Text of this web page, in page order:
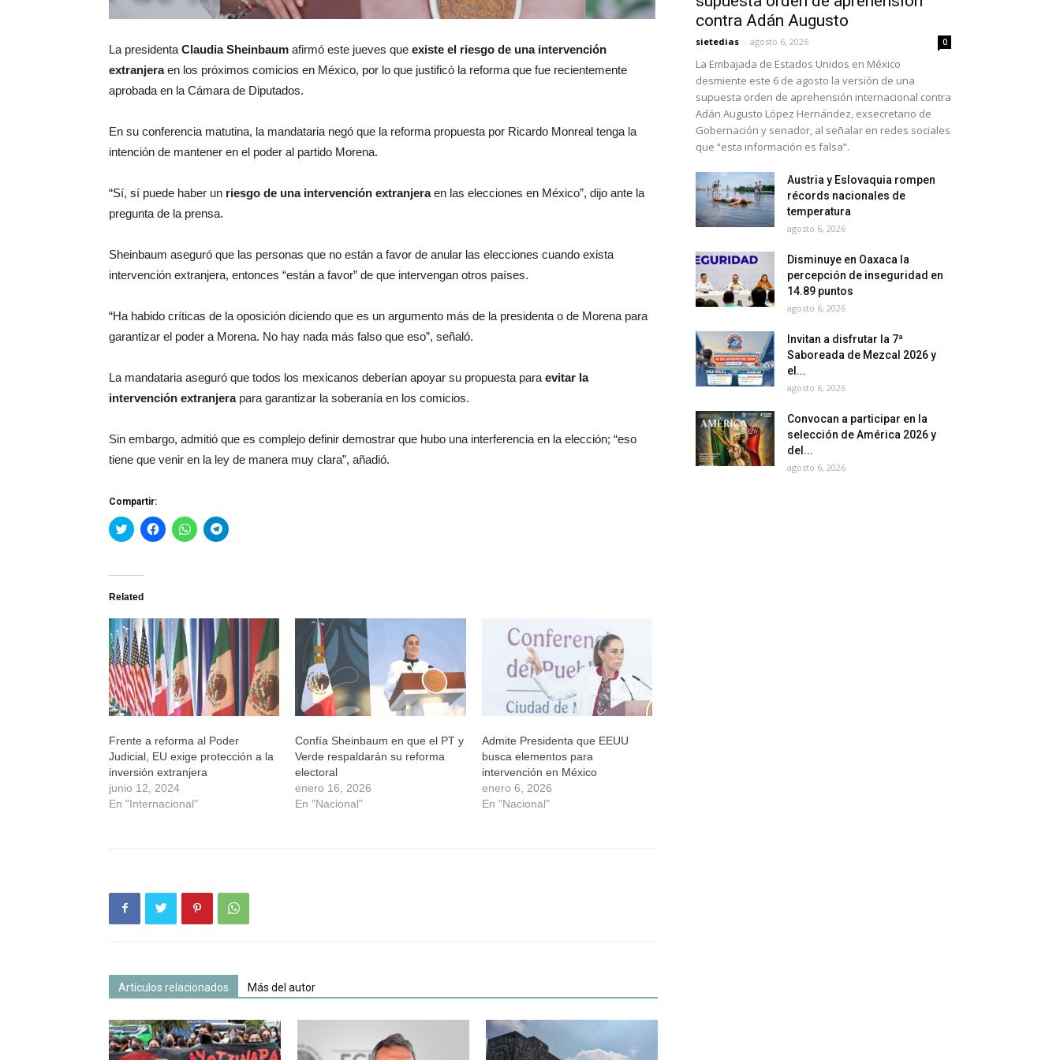
La presidenta Claudia Sheinbaum afirmó este jueves que existe el riesgo de una intervención
extranjeraen los próximos comicios en México, por lo que justificó la reforma que fue recientemente
aprobada en la Cámara de Diputados.
En su conferencia matutina, la mandataria negó que la reforma propuesta por Ricardo Monreal tenga la
intención de mantener en el poder al partido Morena.
“Sí, sí puede haber un riesgo de una intervención extranjeraen las elecciones en México”, dijo ante la
pregunta de la prensa.
Sheinbaum aseguró que las personas que no están a favor de anular las elecciones cuando exista
intervención extranjera, entonces “están a favor” de que intervengan otros países.
“Ha habido críticas de la oposición diciendo que es un argumento más de la presidenta o de Morena para
garantizar el poder a Morena. No hay nada más falso que eso”, señaló.
La mandataria aseguró que todos los mexicanos deberían apoyar su propuesta para evitar la
intervención extranjerapara garantizar la soberanía en los comicios.
Sin embargo, admitió que es complejo definir demostrar que hubo una interferencia en la elección; “eso
tiene que venir en la ley de manera muy clara”, añadió.
Compartir:
Haz
clic
Twitter
abre
una
ventana
nueva)
Haz
clic
una
ventana
nueva)
Haz
clic
una
ventana
nueva)
Haz
clic
una
ventana
nueva)
Related
Frente a reforma al Poder
Judicial, EU exige protección a la
inversión extranjera
junio 12, 2024
En "Internacional"
Confía Sheinbaum en que el PT y
Verde respaldarán su reforma
electoral
enero 16, 2026
En "Nacional"
Admite Presidenta que EEUU
busca elementos para
intervención en México
enero 6, 2026
En "Nacional"
Artículos relacionados Más del autor
contra Adán Augusto
sietedias - agosto 6, 2026 0
La Embajada de Estados Unidos en México
desmiente este 6 de agosto la versión de una
supuesta orden de aprehensión internacional contra
Adán Augusto López Hernández, exsecretario de
Gobernación y senador, al señalar en redes sociales
que “esta información es falsa”.
Austria y Eslovaquia rompen
récords nacionales de
temperatura
agosto 6, 2026
Disminuye en Oaxaca la
percepción de inseguridad en
14.89 puntos
agosto 6, 2026
Invitan a disfrutar la 7ª
Saboreada de Mezcal 2026 y
el...
agosto 6, 2026
Convocan a participar en la
selección de América 2026 y
del...
agosto 6, 2026